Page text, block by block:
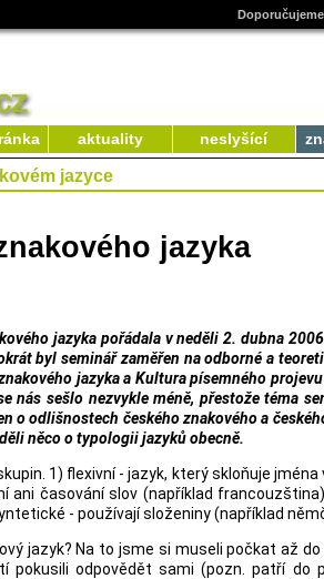
aktuality neslyšící
jazyce
jazyka
jazyka pořádala v neděli 2. dubna
byl seminář zaměřen na odborné a
jazyka a Kultura písemného
nás sešlo nezvykle méně, přestože téma
o odlišnostech českého znakového a
něco o typologii jazyků obecně.
1) flexivní - jazyk, který skloňuje
ani časování slov (například
- používají složeniny (například
jazyk? Na to jsme si museli počkat až
pokusili odpovědět sami (pozn. patří do